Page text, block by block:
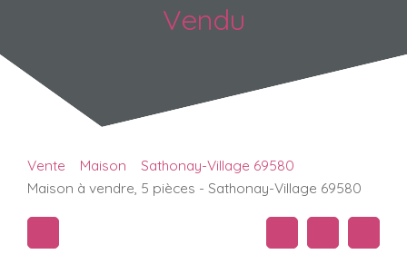
Vendu
Vente Maison
Sathonay-Village 69580
Maison à vendre, 5 pièces - Sathonay-Village 69580